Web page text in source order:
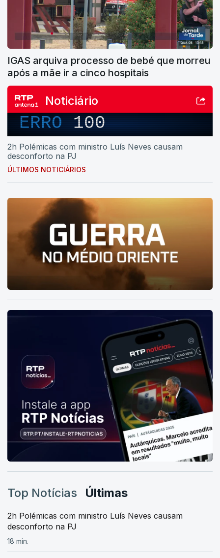
IGAS arquiva processo de bebé que morreu
após a mãe ir a cinco hospitais
Noticiário
ERRO100
2h Polémicas com ministro Luís Neves causam
desconforto na PJ
ÚLTIMOS NOTICIÁRIOS
Top Notícias Últimas
2h Polémicas com ministro Luís Neves causam
desconforto na PJ
18 min.